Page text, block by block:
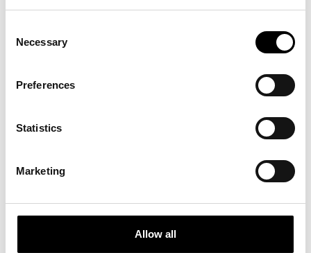
Selection
Necessary
Preferences
Statistics
Marketing
Allow all
APART­MENT SL NO­MI­NA­
BUIL­DING OF THE YEAR
Apartment SL è tra i progetti nominati
agli Archdaily – Building of the Year Awards
panorama architettonico internazionale.